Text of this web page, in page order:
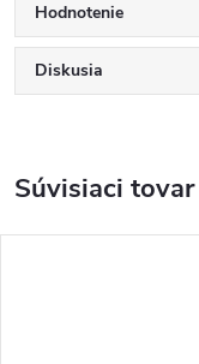
Hodnotenie
Diskusia
Súvisiaci tovar